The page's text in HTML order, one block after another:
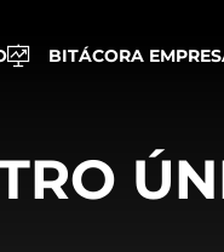
BITÁCORA